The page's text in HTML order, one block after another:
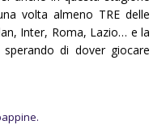
volta almeno TRE delle
Inter, Roma, Lazio… e la
di dover giocare